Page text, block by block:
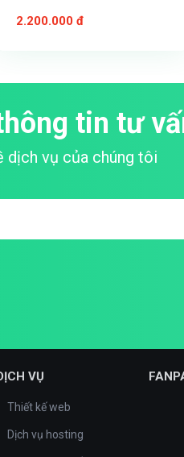
hàng
2.200.000 đ
tin tư
vụ của chúng tôi
VỤ
Thiết kế web
Dịch vụ hosting